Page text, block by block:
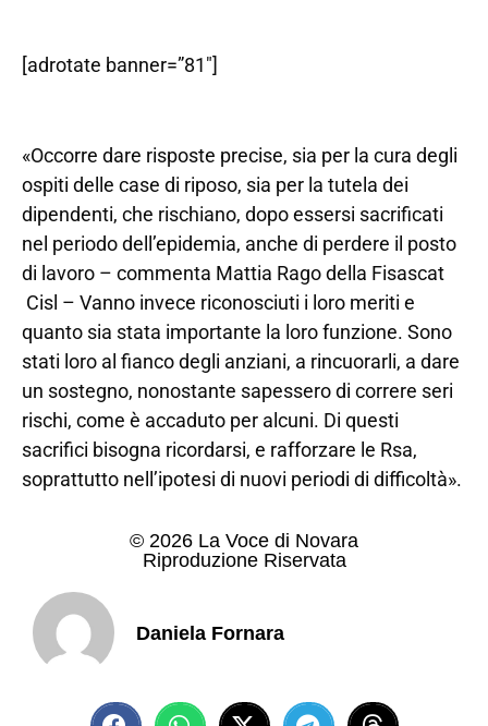
[adrotate banner=”81″]
«Occorre dare risposte precise, sia per la cura degli
ospiti delle case di riposo, sia per la tutela dei
dipendenti, che rischiano, dopo essersi sacrificati
nel periodo dell’epidemia, anche di perdere il posto
di lavoro – commenta Mattia Rago della Fisascat
Cisl – Vanno invece riconosciuti i loro meriti e
quanto sia stata importante la loro funzione. Sono
stati loro al fianco degli anziani, a rincuorarli, a dare
un sostegno, nonostante sapessero di correre seri
rischi, come è accaduto per alcuni. Di questi
sacrifici bisogna ricordarsi, e rafforzare le Rsa,
soprattutto nell’ipotesi di nuovi periodi di difficoltà».
© 2026 La Voce di Novara
Riproduzione Riservata
Daniela Fornara